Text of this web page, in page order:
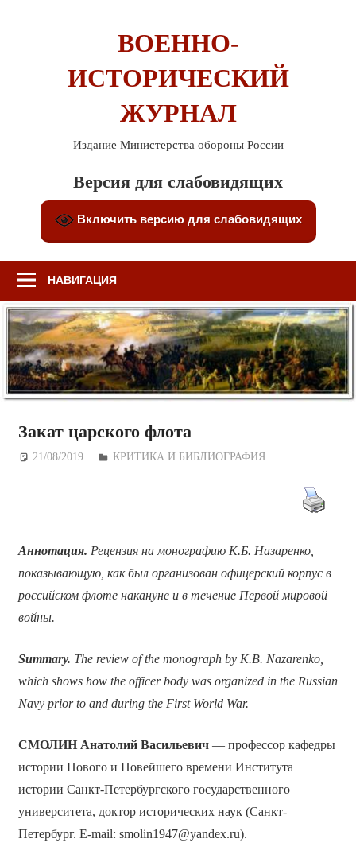
ВОЕННО-
ИСТОРИЧЕСКИЙ
ЖУРНАЛ
Издание Министерства обороны России
Версия для слабовидящих
Включить версию для слабовидящих
НАВИГАЦИЯ
Закат царского флота
21/08/2019 Дежурный по Редакции
КРИТИКА И БИБЛИОГРАФИЯ
Аннотация. Рецензия на монографию К.Б. Назаренко,
показывающую, как был организован офицерский корпус в
российском флоте накануне и в течение Первой мировой
войны.
Summary. The review of the monograph by K.B. Nazarenko,
which shows how the officer body was organized in the Russian
Navy prior to and during the First World War.
СМОЛИН Анатолий Васильевич— профессор кафедры
истории Нового и Новейшего времени Института
истории Санкт-Петербургского государственного
университета, доктор исторических наук (Санкт-
Петербург. E-mail: smolin1947@yandex.ru).